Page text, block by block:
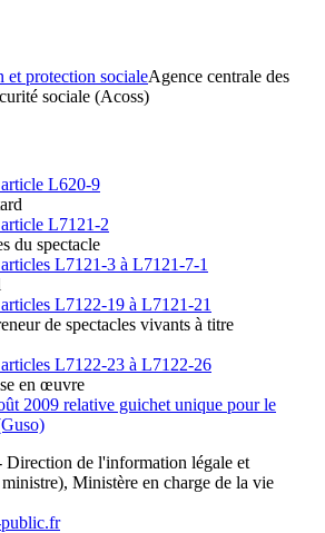
et protection socialeAgence centrale des
sociale (Acoss)
L620-9
L7121-2
du spectacle
L7121-3 à L7121-7-1
L7122-19 à L7121-21
de spectacles vivants à titre
L7122-23 à L7122-26
en œuvre
2009 relative guichet unique pour le
de l'information légale et
Ministère en charge de la vie